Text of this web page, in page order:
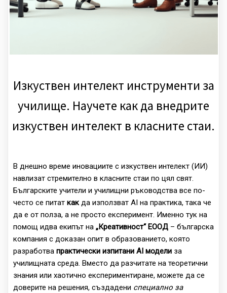
Изкуствен интелект инструменти за
училище. Научете как да внедрите
изкуствен интелект в класните стаи.
В днешно време иновациите с изкуствен интелект (ИИ)
навлизат стремително в класните стаи по цял свят.
Българските учители и училищни ръководства все по-
често се питат какда използват AI на практика, така че
да е от полза, а не просто експеримент. Именно тук на
помощ идва екипът на „Креативност“ ЕООД – българска
компания с доказан опит в образованието, която
разработва практически изпитани AI модели за
училищната среда. Вместо да разчитате на теоретични
знания или хаотично експериментиране, можете да се
доверите на решения, създадени специално за